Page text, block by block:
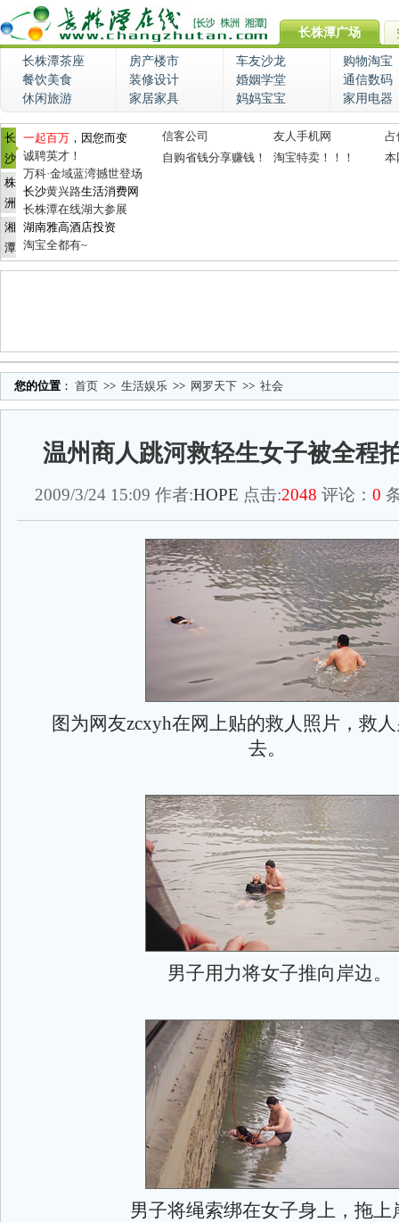
长株潭广场
长株潭茶座 房产楼市 车友沙龙
购物淘宝
餐饮美食
装修设计 婚姻学堂
通信数码
休闲旅游
家居家具 妈妈宝宝 家用电器
长
沙
株
洲
湘
潭
一起百万 ，因您而变
诚聘英才！
万科·金域蓝湾撼世登场
长沙黄兴路生活消费网
长株潭在线湖大参展
湖南雅高酒店投资
淘宝全都有~
信客公司 友人手机网
占
自购省钱分享赚钱！
淘宝特卖！！！ 本
您的位置 ： 首页 >> 生活娱乐 >> 网罗天下 >> 社会
温州商人跳河救轻生女子被全程
2009/3/24 15:09 作者:HOPE 点击:2048 评论： 0
图为网友zcxyh在网上贴的救人照片，救
去。
男子用力将女子推向岸边。
男子将绳索绑在女子身上，拖上